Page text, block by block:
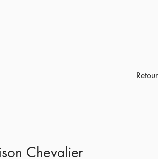
Retour
Chevalier